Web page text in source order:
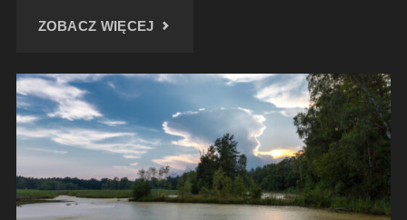
ZOBACZ WIĘCEJ"ZAPORA
RACIBORZU"